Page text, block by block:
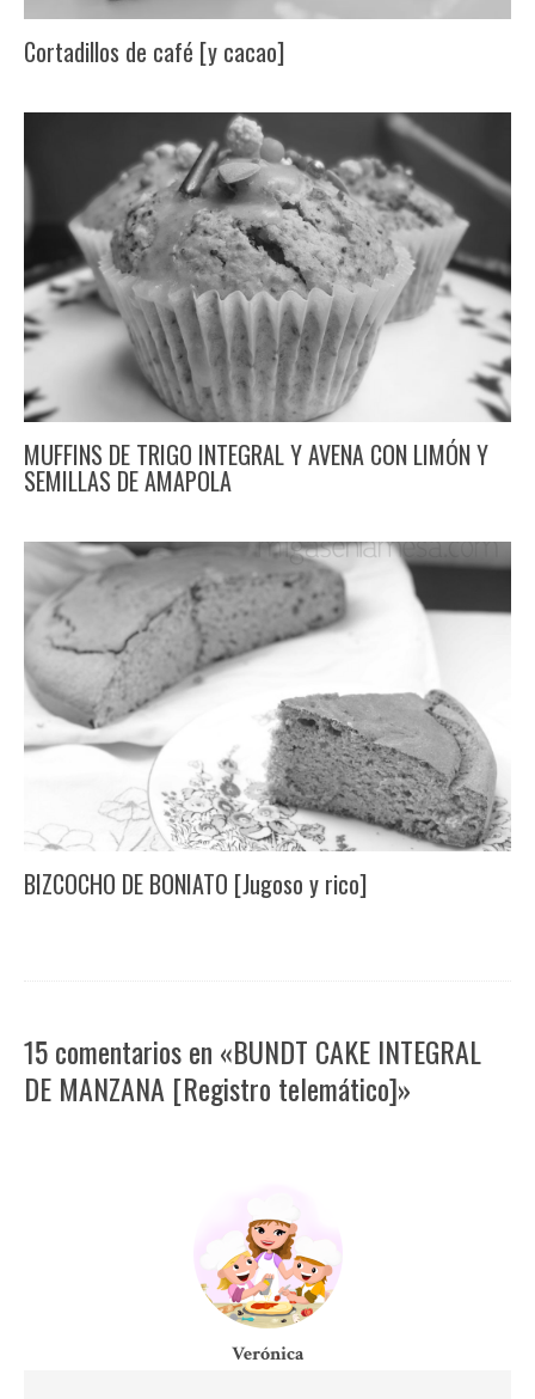
Cortadillos de café [y cacao]
MUFFINS DE TRIGO INTEGRAL Y AVENA CON LIMÓN Y
SEMILLAS DE AMAPOLA
BIZCOCHO DE BONIATO [Jugoso y rico]
15 comentarios en «BUNDT CAKE INTEGRAL
DE MANZANA [Registro telemático]»
Verónica